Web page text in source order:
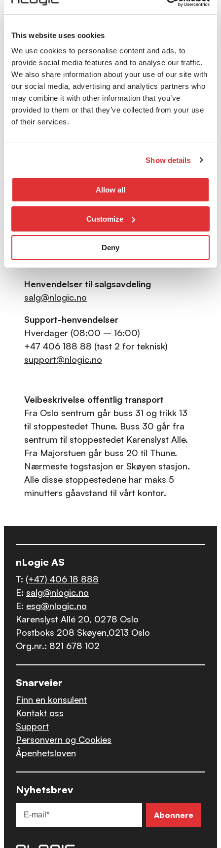
This website uses cookies
We use cookies to personalise content and ads, to
provide social media features and to analyse our traffic.
We also share information about your use of our site with
our social media, advertising and analytics partners who
may combine it with other information that you’ve
provided to them or that they’ve collected from your use
of their services.
Show details
Allow all
Customize
Deny
Besøksadresse
Karenslyst Allé 20, 0278 Oslo, Norge
Postadresse
Postboks 208 Skøyen, 0213 Oslo, Norge
Fakturaadresse
ESG henvendelser
Kontaktinformasjon generelle
henvendelser
post@nlogic.no
Henvendelser til salgsavdeling
salg@nlogic.no
Support-henvendelser
Hverdager (08:00 – 16:00)
+47 406 188 88 (tast 2 for teknisk)
support@nlogic.no
Veibeskrivelse offentlig transport
Fra Oslo sentrum går buss 31 og trikk 13
til stoppestedet Thune. Buss 30 går fra
sentrum til stoppestedet Karenslyst Alle.
Fra Majorstuen går buss 20 til Thune.
Nærmeste togstasjon er Skøyen stasjon.
Alle disse stoppestedene har maks 5
minutters gåavstand til vårt kontor.
nLogic AS
T: (+47) 406 18 888
E: salg@nlogic.no
E: esg@nlogic.no
Karenslyst Allé 20, 0278 Oslo
Postboks 208 Skøyen,0213 Oslo
Org.nr.: 821 678 102
Snarveier
Finn en konsulent
Kontakt oss
Support
Personvern og Cookies
Åpenhetsloven
Nyhetsbrev